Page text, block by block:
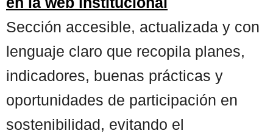
Sección accesible, actualizada y con
lenguaje claro que recopila planes,
indicadores, buenas prácticas y
oportunidades de participación en
sostenibilidad, evitando el